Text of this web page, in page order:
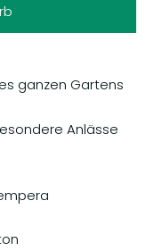
ganzen Gartens
Anlässe